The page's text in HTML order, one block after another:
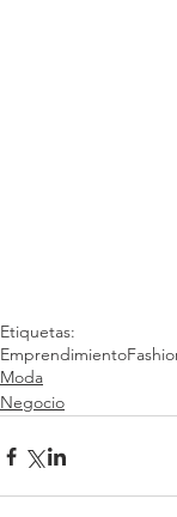
Etiquetas:
Emprendimiento
Moda
Negocio